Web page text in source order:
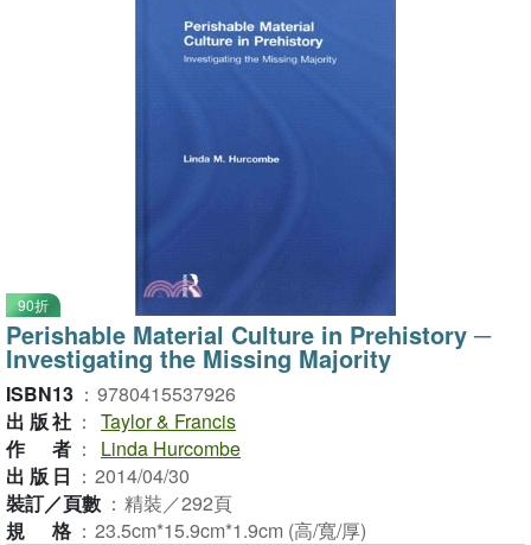
90折
Perishable Material Culture in Prehistory ─
Investigating the Missing Majority
ISBN13 ： 9780415537926
出版社 ： Taylor & Francis
作者 ：
Linda Hurcombe
出版日 ： 2014/04/30
裝訂／頁數 ： 精裝／292頁
規格 ： 23.5cm*15.9cm*1.9cm (高/寬/厚)